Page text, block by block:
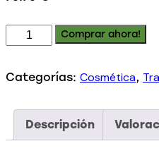
Comprar ahora!
Categorías: Cosmética,
Descripción